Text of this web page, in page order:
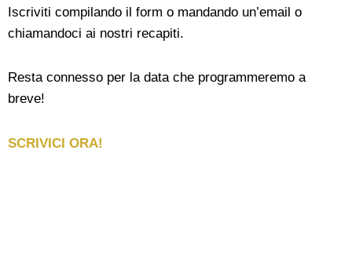
Iscriviti compilando il form o mandando un’email o
chiamandoci ai nostri recapiti.
Resta connesso per la data che programmeremo a
breve!
SCRIVICI ORA!